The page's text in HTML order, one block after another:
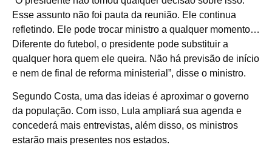
Esse assunto não foi pauta da reunião. Ele continua
refletindo. Ele pode trocar ministro a qualquer momento…
Diferente do futebol, o presidente pode substituir a
qualquer hora quem ele queira. Não há previsão de início
e nem de final de reforma ministerial”, disse o ministro.
Segundo Costa, uma das ideias é aproximar o governo
da população. Com isso, Lula ampliará sua agenda e
concederá mais entrevistas, além disso, os ministros
estarão mais presentes nos estados.